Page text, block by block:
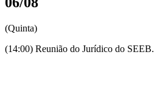
(Quinta)
(14:00) Reunião do Jurídico do SEEB.